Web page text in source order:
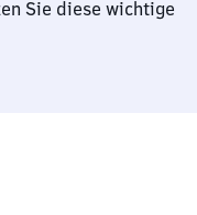
Sie diese wichtige